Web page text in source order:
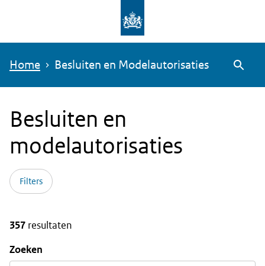
de
Home Besluiten en Modelautorisaties
Besluiten en
modelautorisaties
Filters
357 resultaten
Zoeken